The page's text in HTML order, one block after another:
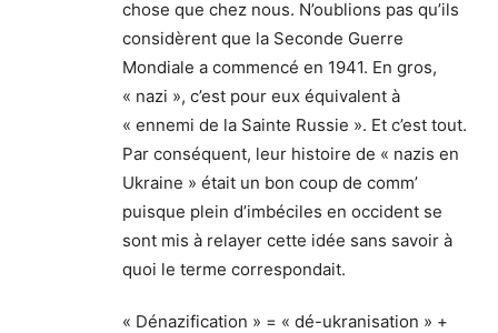
chose que chez nous. N’oublions pas qu’ils
considèrent que la Seconde Guerre
Mondiale a commencé en 1941. En gros,
« nazi », c’est pour eux équivalent à
« ennemi de la Sainte Russie ». Et c’est tout.
Par conséquent, leur histoire de « nazis en
Ukraine » était un bon coup de comm’
puisque plein d’imbéciles en occident se
sont mis à relayer cette idée sans savoir à
quoi le terme correspondait.
« Dénazification » = « dé-ukranisation » +